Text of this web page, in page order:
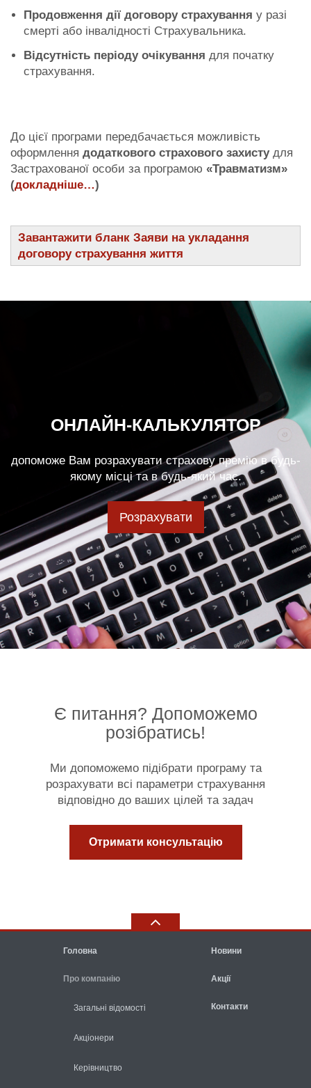
Продовження дії договору страхування у разі
смерті або інвалідності Страхувальника.
Відсутність періоду очікування для початку
страхування.
До цієї програми передбачається можливість
оформлення додаткового страхового захистудля
Застрахованої особи за програмою «Травматизм»
(докладніше…)
Завантажити бланк Заяви на укладання
договору страхування життя
ОНЛАЙН-КАЛЬКУЛЯТОР
допоможе Вам розрахувати страхову премію в будь-
якому місці та в будь-який час.
Розрахувати
Є питання? Допоможемо
розібратись!
Ми допоможемо підібрати програму та
розрахувати всі параметри страхування
відповідно до ваших цілей та задач
Отримати консультацію
Головна
Про компанію
Загальні відомості
Акціонери
Керівництво
Новини
Акції
Контакти